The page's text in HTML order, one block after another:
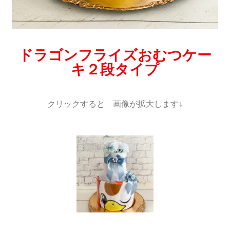
ドラゴンフライズおむつケー
キ２段タイプ
クリックすると 画像が拡大します↓